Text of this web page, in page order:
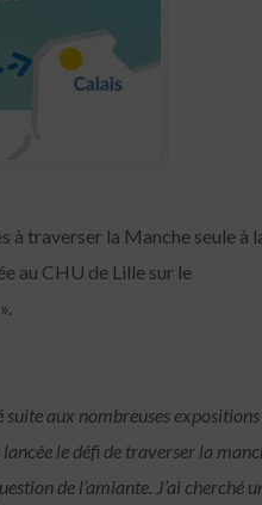
à traverser la Manche seule à
au CHU de Lille sur le
suite aux nombreuses expositions
le défi de traverser la
de l’amiante. J’ai cherché